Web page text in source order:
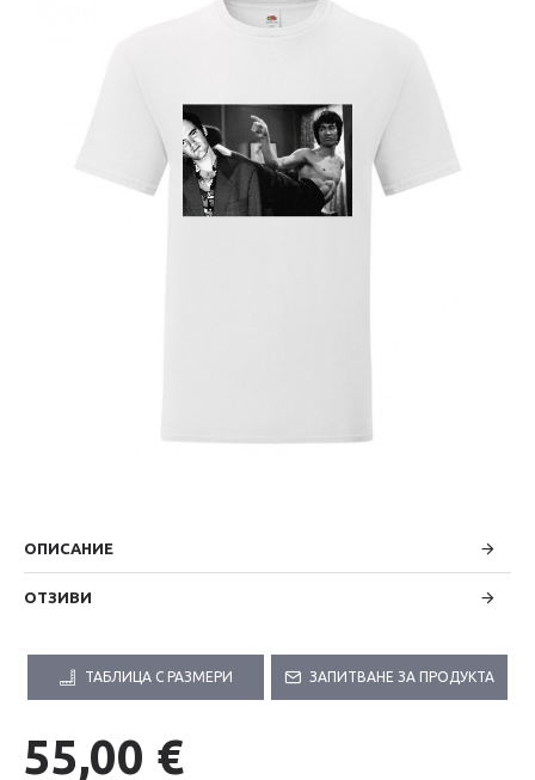
ОПИСАНИЕ
ОТЗИВИ
ТАБЛИЦА С РАЗМЕРИ ЗАПИТВАНЕ ЗА ПРОДУКТА
55,00 €